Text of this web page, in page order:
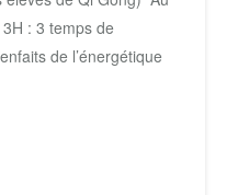
: 3 temps de
de l’énergétique